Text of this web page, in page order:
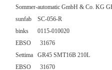
Sommer-automatic GmbH & Co. KG
sunfab SC-056-R
binks 0115-010020
EBSO 31676
Settima GR45 SMT16B 210L
EBSO 31670